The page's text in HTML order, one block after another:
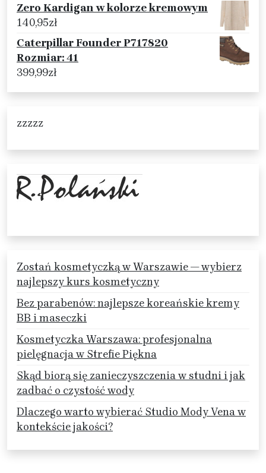
Zero Kardigan w kolorze kremowym
140,95zł
Caterpillar Founder P717820
Rozmiar: 41
399,99zł
zzzzz
Zostań kosmetyczką w Warszawie — wybierz
najlepszy kurs kosmetyczny
Bez parabenów: najlepsze koreańskie kremy
BB i maseczki
Kosmetyczka Warszawa: profesjonalna
pielęgnacja w Strefie Piękna
Skąd biorą się zanieczyszczenia w studni i jak
zadbać o czystość wody
Dlaczego warto wybierać Studio Mody Vena w
kontekście jakości?